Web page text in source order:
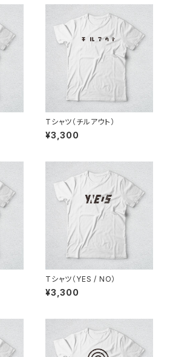
Tシャツ（チルアウト）
¥3,300
Tシャツ（YES / NO）
¥3,300